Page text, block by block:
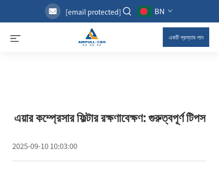
[email protected] BN
একটি প্রস্তাব পান
এয়ার কম্প্রেসার ফিল্টার রক্ষণাবেক্ষণ: গুরুত্বপূর্ণ টিপস
2025-09-10 10:03:00